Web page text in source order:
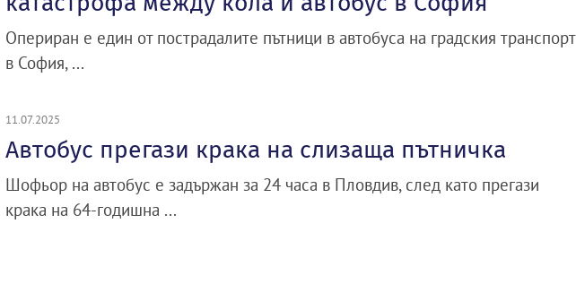
Опериран е един от пострадалите пътници в автобуса на градския транспорт
в София, ...
11.07.2025
Автобус прегази крака на слизаща пътничка
Шофьор на автобус е задържан за 24 часа в Пловдив, след като прегази
крака на 64-годишна ...